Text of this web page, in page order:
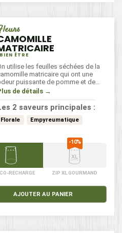
BIEN ÊTRE
utilise les feuilles séchées de la
matricaire qui ont une
puissante de pomme et de
En infusion, dans de l'eau
soupe de camomille matricaire,
infuser 10 minutes, puis filtrer.
de détails →
2 saveurs principales :
Florale Empyreumatique
RECHARGE ZIP XL GOURMAND
AJOUTER AU PANIER